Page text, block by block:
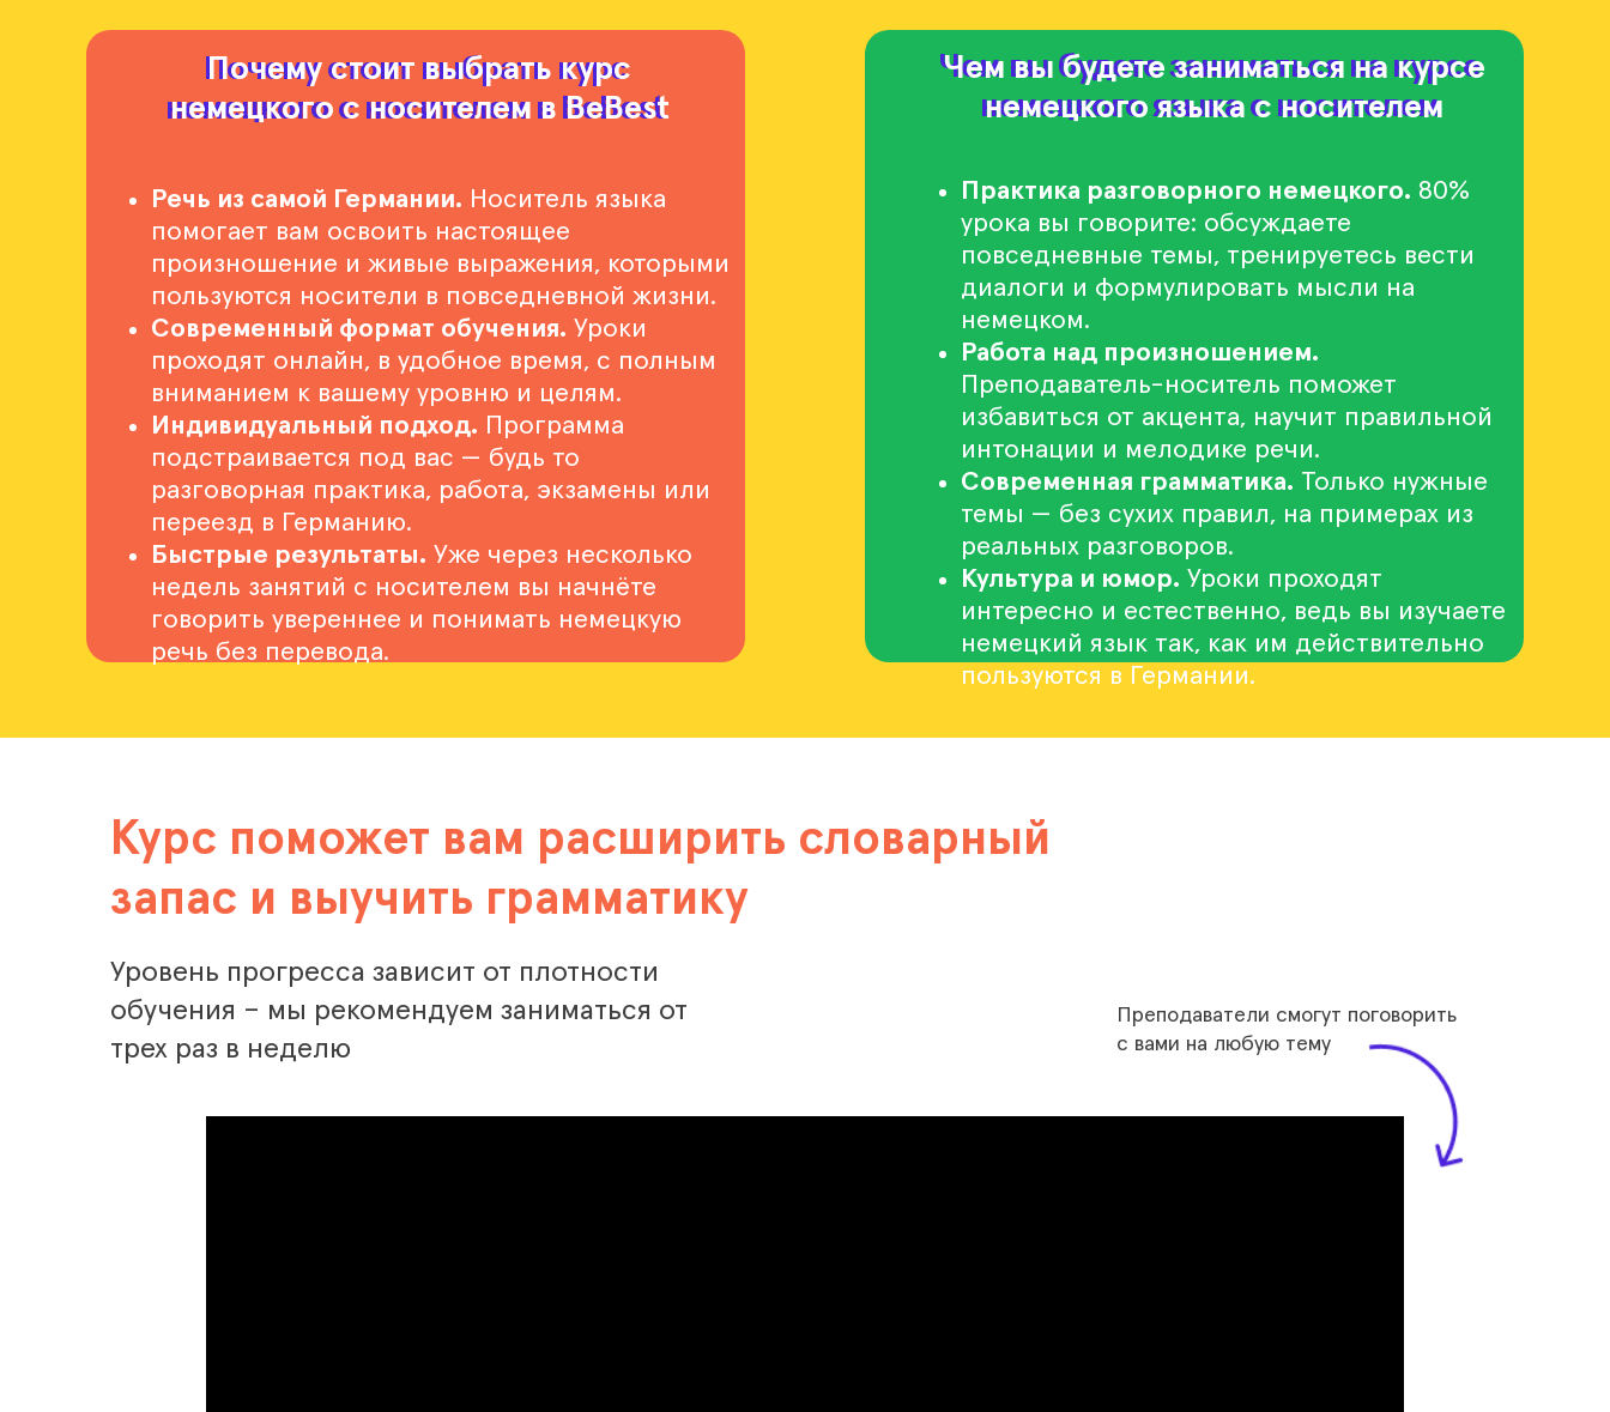
Почему стоит выбрать курс
немецкого с носителем в BeBest
Почему стоит выбрать курс
немецкого с носителем в BeBest
Чем вы будете заниматься на курсе
немецкого языка с носителем
Чем вы будете заниматься на курсе
немецкого языка с носителем
Речь из самой Германии. Носитель языка
помогает вам освоить настоящее
произношение и живые выражения, которыми
пользуются носители в повседневной жизни.
Современный формат обучения. Уроки
проходят онлайн, в удобное время, с полным
вниманием к вашему уровню и целям.
Индивидуальный подход. Программа
подстраивается под вас — будь то
разговорная практика, работа, экзамены или
переезд в Германию.
Быстрые результаты. Уже через несколько
недель занятий с носителем вы начнёте
говорить увереннее и понимать немецкую
речь без перевода.
Практика разговорного немецкого. 80%
урока вы говорите: обсуждаете
повседневные темы, тренируетесь вести
диалоги и формулировать мысли на
немецком.
Работа над произношением.
Преподаватель-носитель поможет
избавиться от акцента, научит правильной
интонации и мелодике речи.
Современная грамматика. Только нужные
темы — без сухих правил, на примерах из
реальных разговоров.
Культура и юмор. Уроки проходят
интересно и естественно, ведь вы изучаете
немецкий язык так, как им действительно
пользуются в Германии.
Курс поможет вам расширить словарный
запас и выучить грамматику
Уровень прогресса зависит от плотности
обучения – мы рекомендуем заниматься от
трех раз в неделю
Преподаватели смогут поговорить
с вами на любую тему